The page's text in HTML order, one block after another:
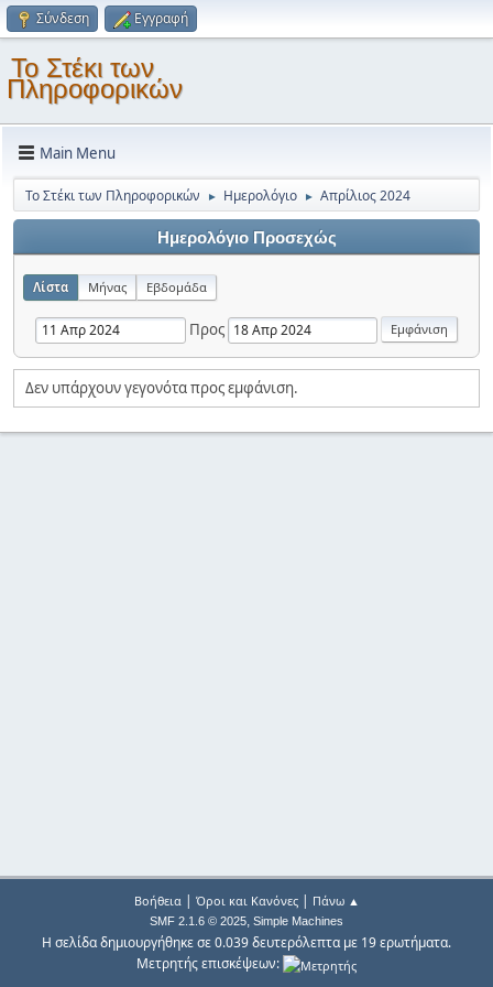
Σύνδεση Εγγραφή
Το Στέκι των
Πληροφορικών
Main Menu
Το Στέκι των Πληροφορικών ► Ημερολόγιο ► Απρίλιος 2024
Ημερολόγιο Προσεχώς
Λίστα Μήνας Εβδομάδα
Προς
Δεν υπάρχουν γεγονότα προς εμφάνιση.
Βοήθεια| Όροι και Κανόνες| Πάνω ▲
SMF 2.1.6 © 2025, Simple Machines
Η σελίδα δημιουργήθηκε σε 0.039 δευτερόλεπτα με 19 ερωτήματα.
Μετρητής επισκέψεων: